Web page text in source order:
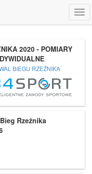
2020 - POMIARY
BIEGU RZEŹNIKA
Rzeźnika